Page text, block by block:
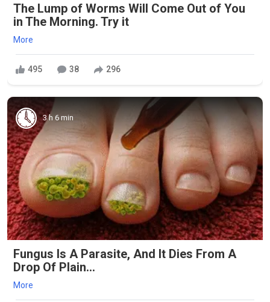
The Lump of Worms Will Come Out of You
in The Morning. Try it
More
495 38 296
3 h 6 min
Fungus Is A Parasite, And It Dies From A
Drop Of Plain...
More